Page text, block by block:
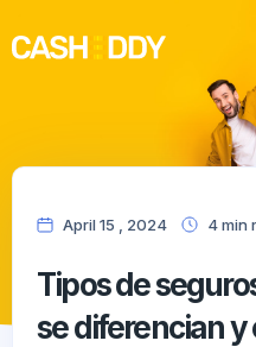
April 15 , 2024 4min
Tipos de
se diferencian y